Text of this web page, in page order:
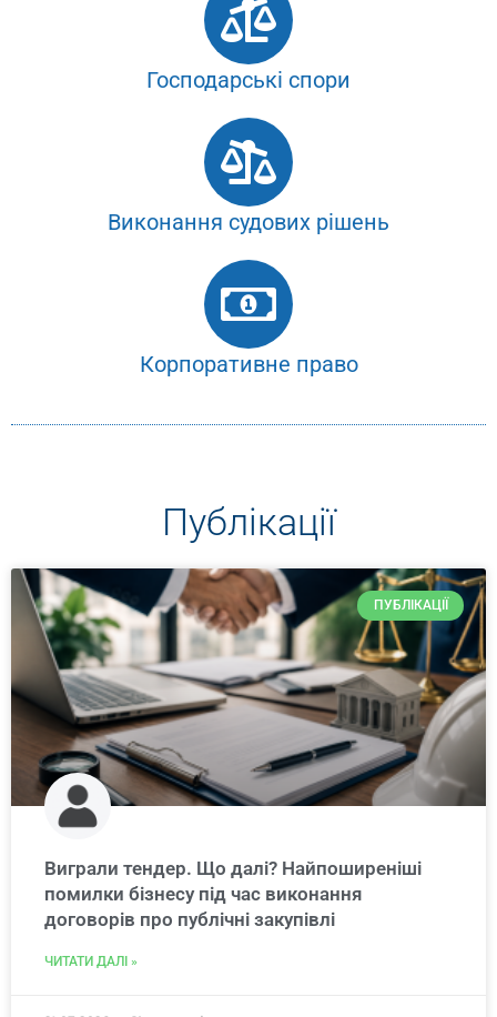
Господарські спори
Виконання судових рішень
Корпоративне право
Публікації
ПУБЛІКАЦІЇ
Виграли тендер. Що далі? Найпоширеніші
помилки бізнесу під час виконання
договорів про публічні закупівлі
ЧИТАТИ ДАЛІ »